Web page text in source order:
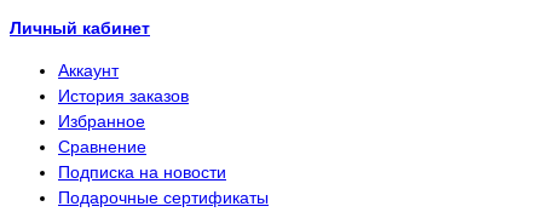
Личный кабинет
Аккаунт
История заказов
Избранное
Сравнение
Подписка на новости
Подарочные сертификаты